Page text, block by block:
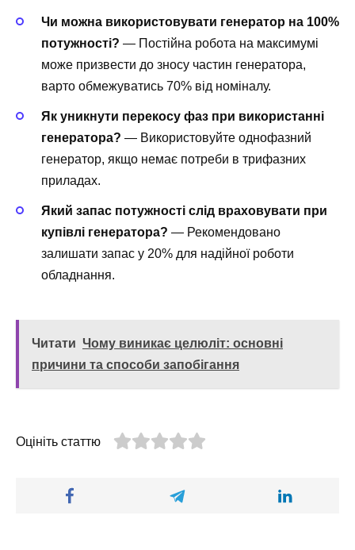
Чи можна використовувати генератор на 100%
потужності? — Постійна робота на максимумі
може призвести до зносу частин генератора,
варто обмежуватись 70% від номіналу.
Як уникнути перекосу фаз при використанні
генератора? — Використовуйте однофазний
генератор, якщо немає потреби в трифазних
приладах.
Який запас потужності слід враховувати при
купівлі генератора? — Рекомендовано
залишати запас у 20% для надійної роботи
обладнання.
Читати Чому виникає целюліт: основні
причини та способи запобігання
Оцініть статтю